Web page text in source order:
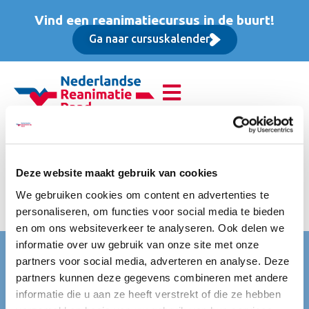
Deze website maakt gebruik van cookies
We gebruiken cookies om content en advertenties te
personaliseren, om functies voor social media te bieden
en om ons websiteverkeer te analyseren. Ook delen we
informatie over uw gebruik van onze site met onze
partners voor social media, adverteren en analyse. Deze
partners kunnen deze gegevens combineren met andere
informatie die u aan ze heeft verstrekt of die ze hebben
Vind een reanimatiecursus in de buurt!
Ga naar cursuskalender
Reanimatie van
volwassenen (BLS),
Basis cursus
Nederlandse Reanimatie Raad (NRR)
Mercatorlaan 1200
3528 BL Utrecht